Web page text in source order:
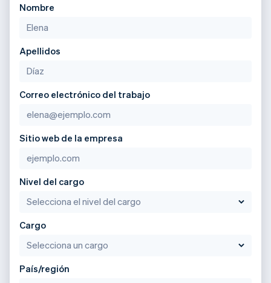
Nombre
Apellidos
Correo electrónico del trabajo
Sitio web de la empresa
Nivel del cargo
Cargo
País/región